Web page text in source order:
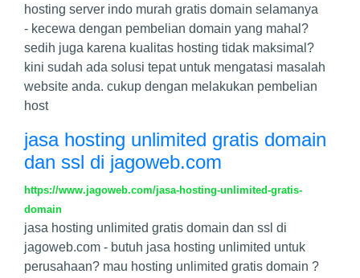
hosting server indo murah gratis domain selamanya
- kecewa dengan pembelian domain yang mahal?
sedih juga karena kualitas hosting tidak maksimal?
kini sudah ada solusi tepat untuk mengatasi masalah
website anda. cukup dengan melakukan pembelian
host
jasa hosting unlimited gratis domain
dan ssl di jagoweb.com
https://www.jagoweb.com/jasa-hosting-unlimited-gratis-
domain
jasa hosting unlimited gratis domain dan ssl di
jagoweb.com - butuh jasa hosting unlimited untuk
perusahaan? mau hosting unlimited gratis domain ?